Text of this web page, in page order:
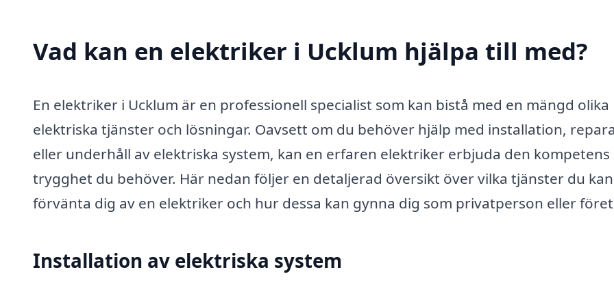
Vad kan en elektriker i Ucklum hjälpa till med?
En elektriker i Ucklum är en professionell specialist som kan bistå med en mängd olika
elektriska tjänster och lösningar. Oavsett om du behöver hjälp med installation,
eller underhåll av elektriska system, kan en erfaren elektriker erbjuda den kompetens
trygghet du behöver. Här nedan följer en detaljerad översikt över vilka tjänster du kan
förvänta dig av en elektriker och hur dessa kan gynna dig som privatperson eller
Installation av elektriska system